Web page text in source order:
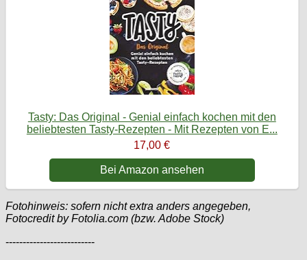
Tasty: Das Original - Genial einfach kochen mit den
beliebtesten Tasty-Rezepten - Mit Rezepten von E...
17,00 €
Bei Amazon ansehen
Fotohinweis: sofern nicht extra anders angegeben,
Fotocredit by Fotolia.com (bzw. Adobe Stock)
--------------------------